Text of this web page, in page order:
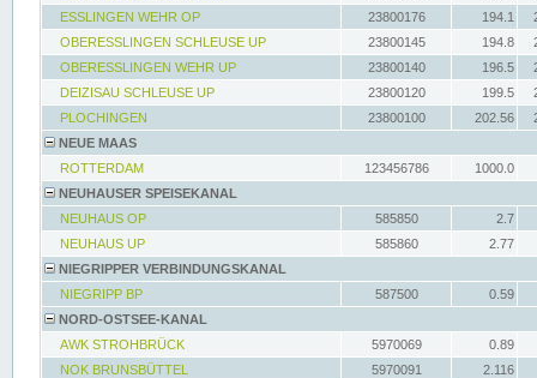
ESSLINGEN WEHR OP
23800176 194.1
OBERESSLINGEN SCHLEUSE UP
23800145 194.8
OBERESSLINGEN WEHR UP
23800140 196.5
DEIZISAU SCHLEUSE UP
23800120 199.5
PLOCHINGEN
23800100 202.56
NEUE MAAS
ROTTERDAM
123456786
1000.0
NEUHAUSER SPEISEKANAL
NEUHAUS OP
585850
2.7
NEUHAUS UP
585860
2.77
NIEGRIPPER VERBINDUNGSKANAL
NIEGRIPP BP
587500
0.59
NORD-OSTSEE-KANAL
AWK STROHBRÜCK
5970069
0.89
NOK BRUNSBÜTTEL
5970091
2.116